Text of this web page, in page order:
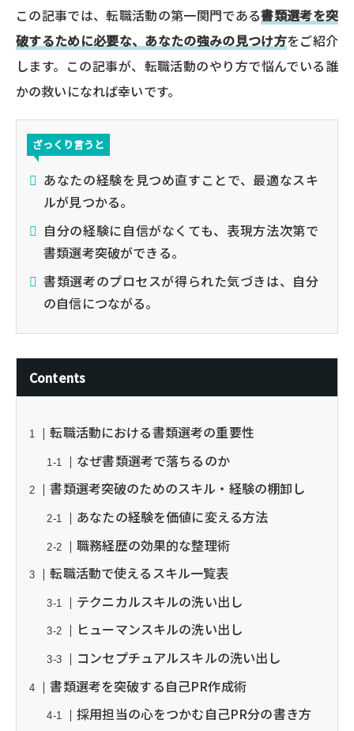
この記事では、転職活動の第一関門である書類選考を突
破するために必要な、あなたの強みの見つけ方をご紹介
します。この記事が、転職活動のやり方で悩んでいる誰
かの救いになれば幸いです。
あなたの経験を見つめ直すことで、最適なスキ
ルが見つかる。
自分の経験に自信がなくても、表現方法次第で
書類選考突破ができる。
書類選考のプロセスが得られた気づきは、自分
の自信につながる。
Contents
転職活動における書類選考の重要性
なぜ書類選考で落ちるのか
書類選考突破のためのスキル・経験の棚卸し
あなたの経験を価値に変える方法
職務経歴の効果的な整理術
転職活動で使えるスキル一覧表
テクニカルスキルの洗い出し
ヒューマンスキルの洗い出し
コンセプチュアルスキルの洗い出し
書類選考を突破する自己PR作成術
採用担当の心をつかむ自己PR分の書き方